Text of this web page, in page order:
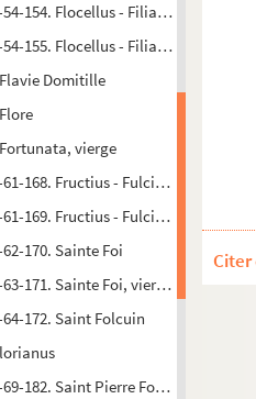
154. Flocellus - Filiaster
155. Flocellus - Filiaster
Domitille
vierge
168. Fructius - Fulciabus
169. Fructius - Fulciabus
170. Sainte Foi
171. Sainte Foi, vierge et martyre
64-172. Saint Folcuin
182. Saint Pierre Fourier
Citer